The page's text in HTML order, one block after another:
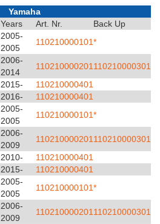
Yamaha
Years Art. Nr.
Back Up
2005-
2005
110210000101*
2006-
2014
110210000201110210000301
2015-
110210000401
2016-
110210000401
2005-
2005
110210000101*
2006-
2009
110210000201110210000301
2010-
110210000401
2015-
110210000401
2005-
2005
110210000101*
2006-
2009
110210000201110210000301